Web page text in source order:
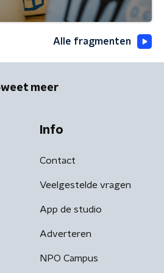
Alle fragmenten
weet meer
Info
Contact
Veelgestelde vragen
App de studio
Adverteren
NPO Campus